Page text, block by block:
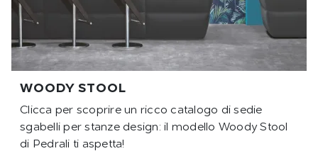
WOODY STOOL
Clicca per scoprire un ricco catalogo di sedie
sgabelli per stanze design: il modello Woody Stool
di Pedrali ti aspetta!